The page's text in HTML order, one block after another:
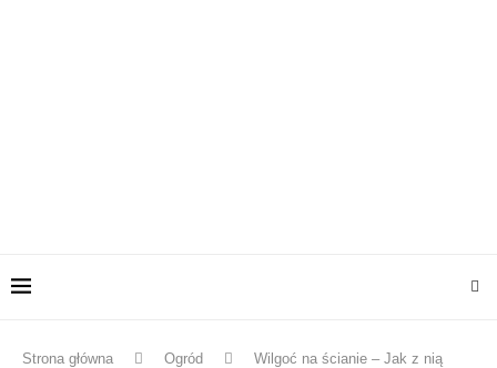
Strona główna Ogród
Wilgoć na ścianie – Jak z nią